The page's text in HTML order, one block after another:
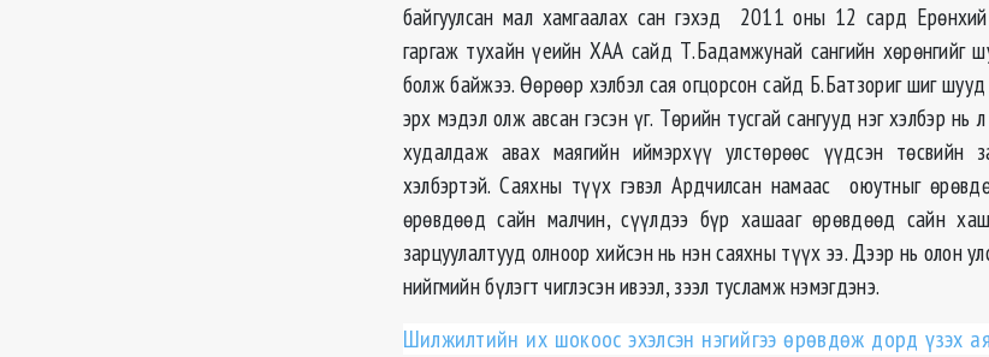
байгуулсан мал хамгаалах сан гэхэд 2011 оны 12 сард
гаргаж тухайн үеийн ХАА сайд Т.Бадамжунай сангийн хөрөнгийг
болж байжээ. Өөрөөр хэлбэл сая огцорсон сайд Б.Батзориг шиг
эрх мэдэл олж авсан гэсэн үг. Төрийн тусгай сангууд нэг хэлбэр нь
худалдаж авах маягийн иймэрхүү улстөрөөс үүдсэн төсвийн
хэлбэртэй. Саяхны түүх гэвэл Ардчилсан намаас оюутныг
өрөвдөөд сайн малчин, сүүлдээ бүр хашааг өрөвдөөд сайн
зарцуулалтууд олноор хийсэн нь нэн саяхны түүх ээ. Дээр нь олон
нийгмийн бүлэгт чиглэсэн ивээл, зээл тусламж нэмэгдэнэ.
Шилжилтийн их шокоос эхэлсэн нэгийгээ өрөвдөж дорд үзэх